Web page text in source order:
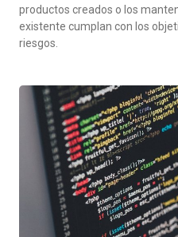
productos creados o los
existente cumplan con los
riesgos.